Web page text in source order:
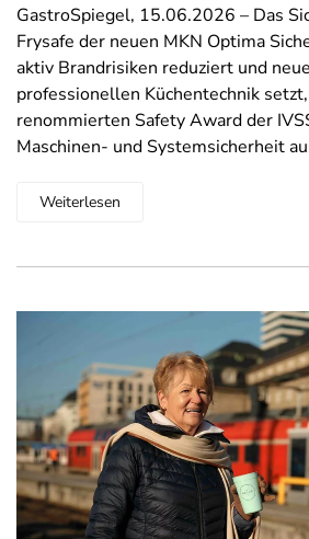
GastroSpiegel, 15.06.2026 – Das
Frysafe der neuen MKN Optima
aktiv Brandrisiken reduziert und
professionellen Küchentechnik
renommierten Safety Award der
Maschinen- und Systemsicherheit
Weiterlesen